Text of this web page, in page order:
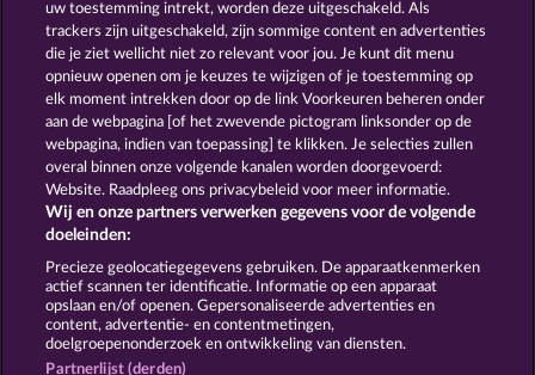
Robin & his girl The Griffin
Algemene voorwaarden
Privacy- en cookieverklaring Colofon
Bedrijf FAQ
Terugbetalingsverzoek indienen
uw toestemming intrekt, worden deze uitgeschakeld. Als
trackers zijn uitgeschakeld, zijn sommige content en advertenties
die je ziet wellicht niet zo relevant voor jou. Je kunt dit menu
opnieuw openen om je keuzes te wijzigen of je toestemming op
elk moment intrekken door op de link Voorkeuren beheren onder
aan de webpagina [of het zwevende pictogram linksonder op de
webpagina, indien van toepassing] te klikken. Je selecties zullen
overal binnen onze volgende kanalen worden doorgevoerd:
Website. Raadpleeg ons privacybeleid voor meer informatie.
Wij en onze partners verwerken gegevens voor de volgende
doeleinden:
Precieze geolocatiegegevens gebruiken. De apparaatkenmerken
actief scannen ter identificatie. Informatie op een apparaat
opslaan en/of openen. Gepersonaliseerde advertenties en
content, advertentie- en contentmetingen,
doelgroepenonderzoek en ontwikkeling van diensten.
Partnerlijst (derden)